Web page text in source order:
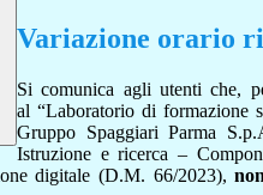
Variazione orario
Si comunica agli utenti che,
al “Laboratorio di formazione
Gruppo Spaggiari Parma
Istruzione e ricerca –
digitale (D.M. 66/2023),